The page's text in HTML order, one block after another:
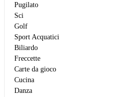
Pugilato
Sci
Golf
Sport Acquatici
Biliardo
Freccette
Carte da gioco
Cucina
Danza